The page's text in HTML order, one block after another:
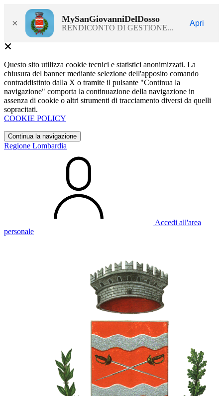
× MySanGiovanniDelDosso
RENDICONTO DI GESTIONE...
Apri
Questo sito utilizza cookie tecnici e statistici anonimizzati. La
chiusura del banner mediante selezione dell'apposito comando
contraddistinto dalla X o tramite il pulsante "Continua la
navigazione" comporta la continuazione della navigazione in
assenza di cookie o altri strumenti di tracciamento diversi da quelli
sopracitati.
COOKIE POLICY
Continua la navigazione
Regione Lombardia
Accedi all'area
personale